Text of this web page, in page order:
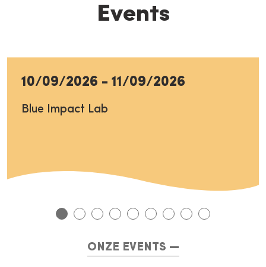
Events
10/09/2026 - 11/09/2026
Blue Impact Lab
ONZE EVENTS